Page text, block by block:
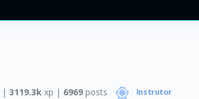
|3119.3k xp | 6969 posts Instrutor